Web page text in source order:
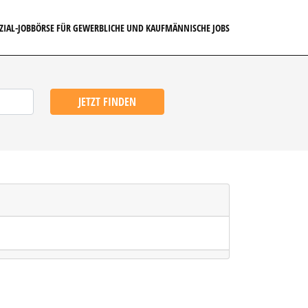
JOBBÖRSE FÜR GEWERBLICHE UND KAUFMÄNNISCHE JOBS
JETZT FINDEN